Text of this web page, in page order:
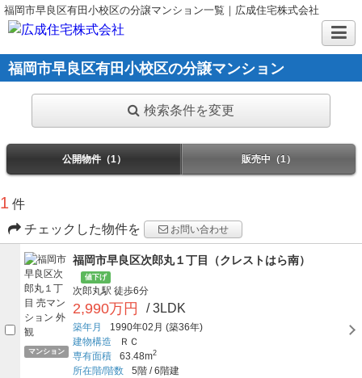
福岡市早良区有田小校区の分譲マンション一覧｜広成住宅株式会社
福岡市早良区有田小校区の分譲マンション
検索条件を変更
公開物件（1） 販売中（1）
1 件
チェックした物件を
お問い合わせ
マンション
福岡市早良区次郎丸１丁目（クレストはら南）
値下げ
次郎丸駅 徒歩6分
2,990万円 / 3LDK
築年月 1990年02月 (築36年)
建物構造
ＲＣ
専有面積
63.48m2
所在階/階数 5階 /6階建